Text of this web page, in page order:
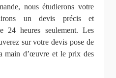
nous étudierons votre
un devis précis et
24 heures seulement. Les
sur votre devis pose de
main d’œuvre et le prix des